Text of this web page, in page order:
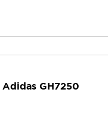
Adidas GH7250